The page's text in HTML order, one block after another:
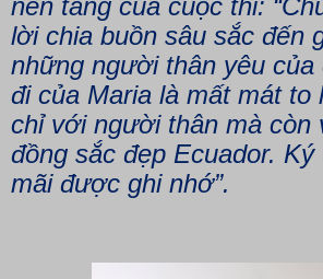
nền tảng của cuộc thi:
lời chia buồn sâu sắc đến
những người thân yêu của
đi của Maria là mất mát to
chỉ với người thân mà còn
đồng sắc đẹp Ecuador.
mãi được ghi nhớ”.